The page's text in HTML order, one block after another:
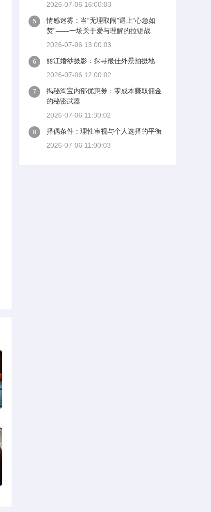
2026-07-06 16:00:03
5
情感迷雾：当“无理取闹”遇上“心急如
焚”——一场关于爱与理解的拉锯战
2026-07-06 13:00:03
6
丽江婚纱摄影：探寻最佳外景拍摄地
2026-07-06 12:00:02
7
揭秘淘宝内部优惠券：零成本赚取佣金
的秘密武器
2026-07-06 11:30:02
8
择偶条件：理性审视与个人选择的平衡
2026-07-06 11:00:03